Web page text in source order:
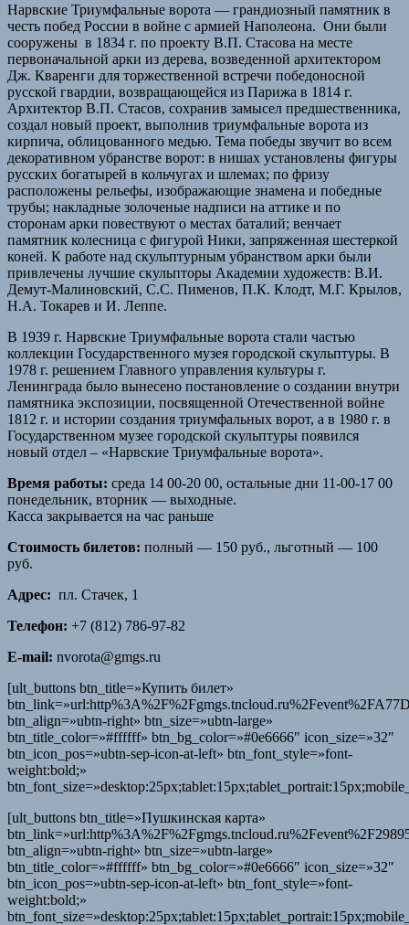
Нарвские Триумфальные ворота — грандиозный памятник в
честь побед России в войне с армией Наполеона. Они были
сооружены в 1834 г. по проекту В.П. Стасова на месте
первоначальной арки из дерева, возведенной архитектором
Дж. Кваренги для торжественной встречи победоносной
русской гвардии, возвращающейся из Парижа в 1814 г.
Архитектор В.П. Стасов, сохранив замысел предшественника,
создал новый проект, выполнив триумфальные ворота из
кирпича, облицованного медью. Тема победы звучит во всем
декоративном убранстве ворот: в нишах установлены фигуры
русских богатырей в кольчугах и шлемах; по фризу
расположены рельефы, изображающие знамена и победные
трубы; накладные золоченые надписи на аттике и по
сторонам арки повествуют о местах баталий; венчает
памятник колесница с фигурой Ники, запряженная шестеркой
коней. К работе над скульптурным убранством арки были
привлечены лучшие скульпторы Академии художеств: В.И.
Демут-Малиновский, С.С. Пименов, П.К. Клодт, М.Г. Крылов,
Н.А. Токарев и И. Леппе.
В 1939 г. Нарвские Триумфальные ворота стали частью
коллекции Государственного музея городской скульптуры. В
1978 г. решением Главного управления культуры г.
Ленинграда было вынесено постановление о создании внутри
памятника экспозиции, посвященной Отечественной войне
1812 г. и истории создания триумфальных ворот, а в 1980 г. в
Государственном музее городской скульптуры появился
новый отдел – «Нарвские Триумфальные ворота».
Время работы: среда 14 00-20 00, остальные дни 11-00-17 00
понедельник, вторник — выходные.
Касса закрывается на час раньше
Стоимость билетов: полный — 150 руб., льготный — 100
руб.
Адрес: пл. Стачек, 1
Телефон: +7 (812) 786-97-82
E-mail: nvorota@gmgs.ru
[ult_buttons btn_title=»Купить билет»
btn_align=»ubtn-right» btn_size=»ubtn-large»
btn_title_color=»#ffffff» btn_bg_color=»#0e6666″ icon_size=»32″
btn_icon_pos=»ubtn-sep-icon-at-left» btn_font_style=»font-
weight:bold;»
[ult_buttons btn_title=»Пушкинская карта»
btn_align=»ubtn-right» btn_size=»ubtn-large»
btn_title_color=»#ffffff» btn_bg_color=»#0e6666″ icon_size=»32″
btn_icon_pos=»ubtn-sep-icon-at-left» btn_font_style=»font-
weight:bold;»